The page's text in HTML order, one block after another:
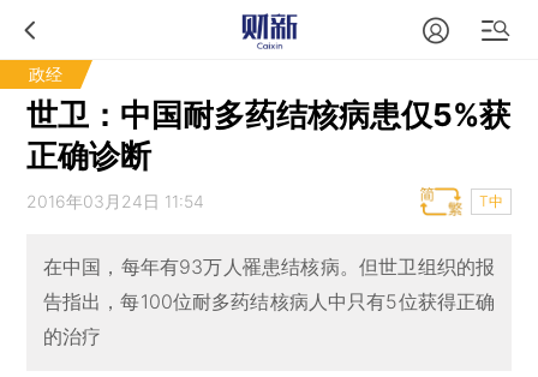
政经
世卫：中国耐多药结核病患仅5%获
正确诊断
2016年03月24日 11:54 T中
在中国，每年有93万人罹患结核病。但世卫组织的报
告指出，每100位耐多药结核病人中只有5位获得正确
的治疗